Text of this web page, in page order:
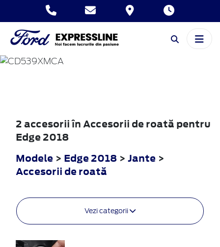
EDGE
2 accesorii în Accesorii de roată pentru
Edge 2018
Modele > Edge 2018 > Jante >
Accesorii de roată
Vezi categorii